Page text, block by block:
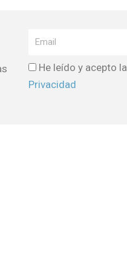
He leído y acepto la
Privacidad